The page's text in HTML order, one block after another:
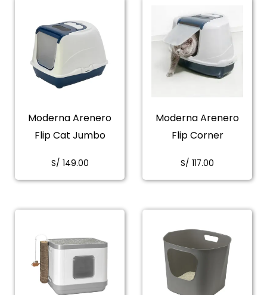
Moderna Arenero
Flip Cat Jumbo
S/ 149.00
Moderna Arenero
Flip Corner
S/ 117.00